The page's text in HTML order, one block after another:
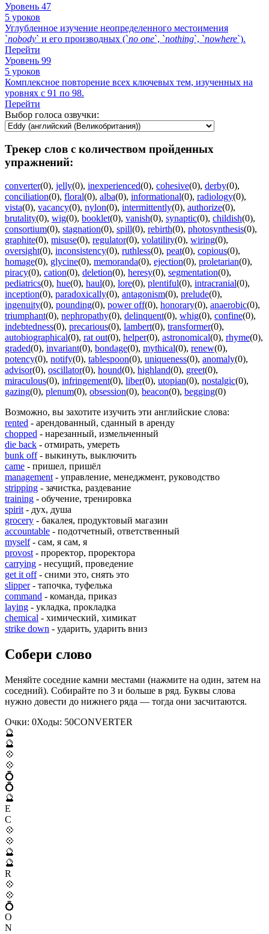
Уровень 47
5 уроков
Углубленное изучение неопределенного местоимения
`nobody` и его производных (`no one`, `nothing`, `nowhere`).
Перейти
Уровень 99
5 уроков
Комплексное повторение всех ключевых тем, изученных на
уровнях с 91 по 98.
Перейти
Выбор голоса озвучки:
Трекер слов с количеством пройденных
упражнений:
converter(0), jelly(0), inexperienced(0), cohesive(0), derby(0),
conciliation(0), floral(0), alba(0), informational(0), radiology(0),
vista(0), vacancy(0), nylon(0), intermittently(0), authorize(0),
brutality(0), wig(0), booklet(0), vanish(0), synaptic(0), childish(0),
consortium(0), stagnation(0), spill(0), rebirth(0), photosynthesis(0),
graphite(0), misuse(0), regulator(0), volatility(0), wiring(0),
oversight(0), inconsistency(0), ruthless(0), peat(0), copious(0),
homage(0), glycine(0), memoranda(0), ejection(0), proletarian(0),
piracy(0), cation(0), deletion(0), heresy(0), segmentation(0),
pediatrics(0), hue(0), haul(0), lore(0), plentiful(0), intracranial(0),
inception(0), paradoxically(0), antagonism(0), prelude(0),
ingenuity(0), pounding(0), power off(0), honorary(0), anaerobic(0),
triumphant(0), nephropathy(0), delinquent(0), whig(0), confine(0),
indebtedness(0), precarious(0), lambert(0), transformer(0),
autobiographical(0), rat out(0), helper(0), astronomical(0), rhyme(0),
graded(0), invariant(0), bondage(0), mythical(0), renew(0),
potency(0), notify(0), tablespoon(0), uniqueness(0), anomaly(0),
advisor(0), oscillator(0), hound(0), highland(0), greet(0),
miraculous(0), infringement(0), liber(0), utopian(0), nostalgic(0),
gazing(0), plenum(0), obsession(0), beacon(0), begging(0)
Возможно, вы захотите изучить эти английские слова:
rented - арендованный, сданный в аренду
chopped - нарезанный, измельченный
die back - отмирать, умереть
bunk off- выкинуть, выключить
came - пришел, пришёл
management - управление, менеджмент, руководство
stripping - зачистка, раздевание
training - обучение, тренировка
spirit - дух, душа
grocery - бакалея, продуктовый магазин
accountable - подотчетный, ответственный
myself- сам, я сам, я
provost - проректор, проректора
carrying - несущий, проведение
get it off- сними это, снять это
slipper- тапочка, туфелька
command - команда, приказ
laying - укладка, прокладка
chemical - химический, химикат
strike down - ударить, ударить вниз
Собери слово
Меняйте соседние камни местами (нажмите на один, затем на
соседний). Собирайте по 3 и больше в ряд. Буквы слова
нужно довести до нижнего ряда — тогда они засчитаются.
Очки: 0Ходы: 50CONVERTER
🔮
🔮
💠
💠
💍
💍
🔮
E
C
💠
💠
🔮
🔮
R
💠
💠
💍
O
N